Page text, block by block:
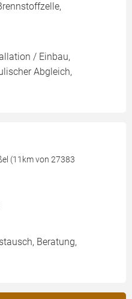
/ Einbau,
Abgleich,
(11km von 27383
Beratung,